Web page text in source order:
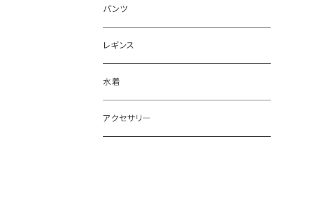
ポンチョ型ドレス(カップ付)
パンツ
レギンス
水着
アクセサリー